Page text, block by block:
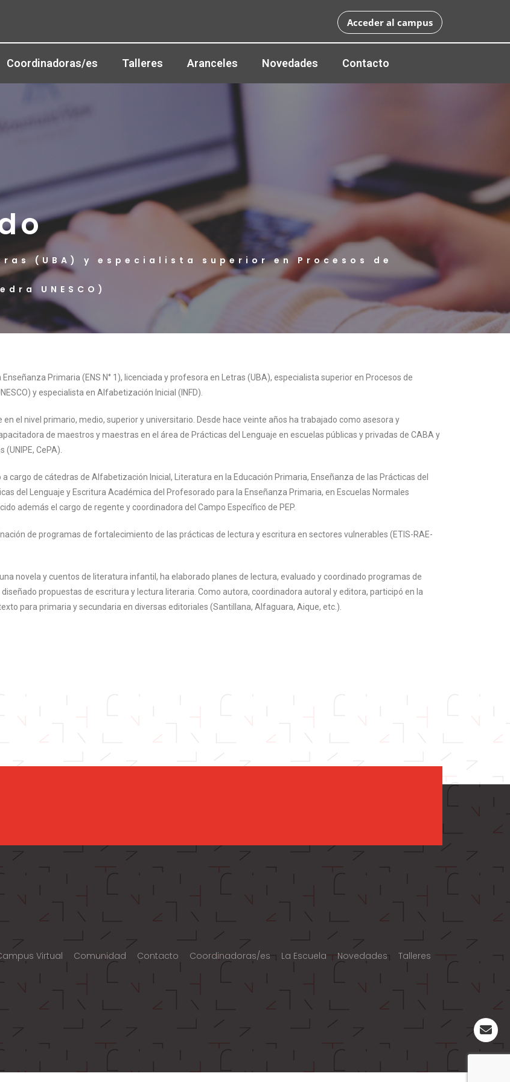
Acceder al campus
Coordinadoras/es Talleres Aranceles Novedades Contacto
(UBA) y especialista superior en Procesos de
UNESCO)
Primaria (ENS N° 1), licenciada y profesora en Letras (UBA), especialista superior en Procesos de
y especialista en Alfabetización Inicial (INFD).
el nivel primario, medio, superior y universitario. Desde hace veinte años ha trabajado como asesora y
de maestros y maestras en el área de Prácticas del Lenguaje en escuelas públicas y privadas de CABA y
CePA).
cargo de cátedras de Alfabetización Inicial, Literatura en la Educación Primaria, Enseñanza de las Prácticas del
del Lenguaje y Escritura Académica del Profesorado para la Enseñanza Primaria, en Escuelas Normales
además el cargo de regente y coordinadora del Campo Específico de PEP.
de programas de fortalecimiento de las prácticas de lectura y escritura en sectores vulnerables (ETIS-RAE-
novela y cuentos de literatura infantil, ha elaborado planes de lectura, evaluado y coordinado programas de
propuestas de escritura y lectura literaria. Como autora, coordinadora autoral y editora, participó en la
para primaria y secundaria en diversas editoriales (Santillana, Alfaguara, Aique, etc.).
Virtual Comunidad Contacto Coordinadoras/es La Escuela Novedades Talleres